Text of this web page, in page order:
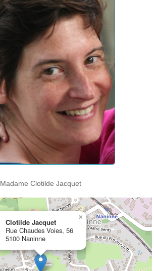
Madame Clotilde Jacquet
Clotilde Jacquet
Rue Chaudes Voies, 56
5100 Naninne
×